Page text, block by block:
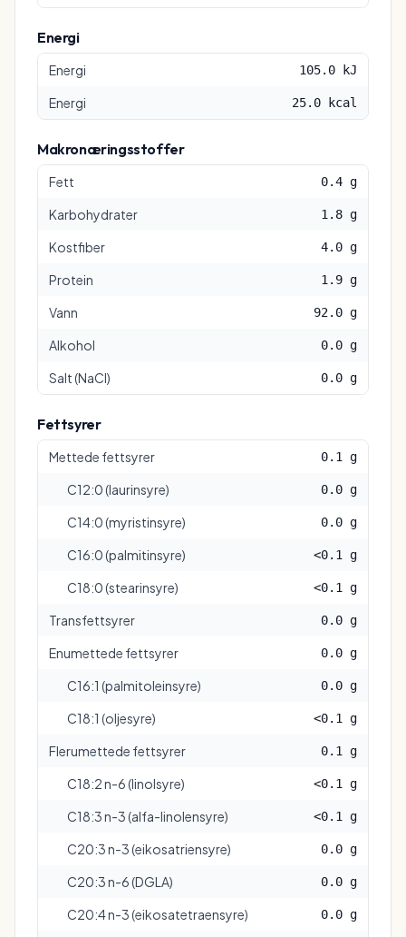
Energi
Energi 105.0 kJ
Energi 25.0 kcal
Makronæringsstoffer
Fett 0.4 g
Karbohydrater 1.8 g
Kostfiber 4.0 g
Protein 1.9 g
Vann 92.0 g
Alkohol 0.0 g
Salt (NaCl) 0.0 g
Fettsyrer
Mettede fettsyrer 0.1 g
C12:0 (laurinsyre) 0.0 g
C14:0 (myristinsyre) 0.0 g
C16:0 (palmitinsyre) <0.1 g
C18:0 (stearinsyre) <0.1 g
Transfettsyrer 0.0 g
Enumettede fettsyrer 0.0 g
C16:1 (palmitoleinsyre) 0.0 g
C18:1 (oljesyre) <0.1 g
Flerumettede fettsyrer 0.1 g
C18:2 n-6 (linolsyre) <0.1 g
C18:3 n-3 (alfa-linolensyre) <0.1 g
C20:3 n-3 (eikosatriensyre) 0.0 g
C20:3 n-6 (DGLA) 0.0 g
C20:4 n-3 (eikosatetraensyre) 0.0 g